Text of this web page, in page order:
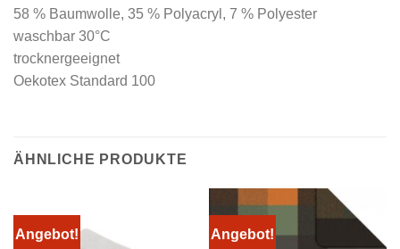
58 % Baumwolle, 35 % Polyacryl, 7 % Polyester
waschbar 30°C
trocknergeeignet
Oekotex Standard 100
ÄHNLICHE PRODUKTE
Angebot! Angebot!